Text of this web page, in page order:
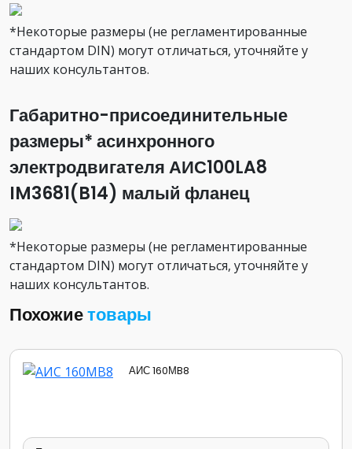
*Некоторые размеры (не регламентированные
стандартом DIN) могут отличаться, уточняйте у
наших консультантов.
Габаритно-присоединительные
размеры* асинхронного
электродвигателя АИС100LA8
IM3681(B14) малый фланец
*Некоторые размеры (не регламентированные
стандартом DIN) могут отличаться, уточняйте у
наших консультантов.
Похожиетовары
АИС 160МB8